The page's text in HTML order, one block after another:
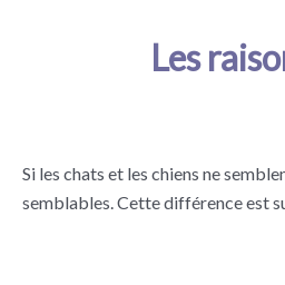
Les
Si les chats et les chiens ne
semblables. Cette différence est